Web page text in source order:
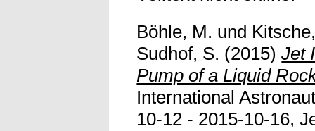
Böhle, M. und
Sudhof, S. (2015)Jet
Pump of a Liquid
International
10-12 - 2015-10-16,